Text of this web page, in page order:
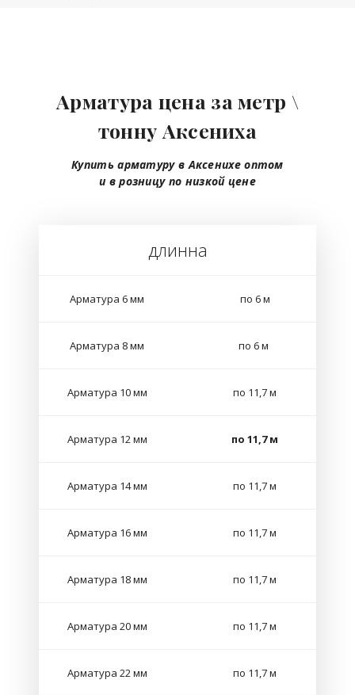
Арматура цена за метр \
тонну Аксениха
Купить арматуру в Аксенихеоптом
и в розницу по низкой цене
длинна
Арматура 6 мм по 6 м
Арматура 8 мм по 6 м
Арматура 10 мм по 11,7 м
Арматура 12 мм по 11,7 м
Арматура 14 мм по 11,7 м
Арматура 16 мм по 11,7 м
Арматура 18 мм по 11,7 м
Арматура 20 мм по 11,7 м
Арматура 22 мм по 11,7 м